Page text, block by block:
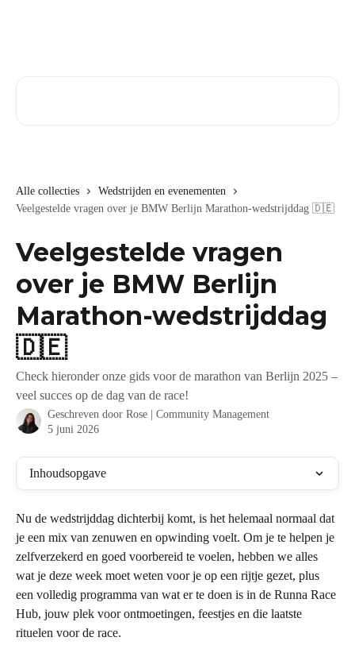
Alle collecties
Wedstrijden en evenementen
Veelgestelde vragen over je BMW Berlijn Marathon-wedstrijddag 🇩🇪
Veelgestelde vragen
over je BMW Berlijn
Marathon-wedstrijddag
🇩🇪
Check hieronder onze gids voor de marathon van Berlijn 2025 –
veel succes op de dag van de race!
Geschreven door Rose | Community Management
5 juni 2026
Inhoudsopgave
Nu de wedstrijddag dichterbij komt, is het helemaal normaal dat
je een mix van zenuwen en opwinding voelt. Om je te helpen je
zelfverzekerd en goed voorbereid te voelen, hebben we alles
wat je deze week moet weten voor je op een rijtje gezet, plus
een volledig programma van wat er te doen is in de Runna Race
Hub, jouw plek voor ontmoetingen, feestjes en die laatste
rituelen voor de race.